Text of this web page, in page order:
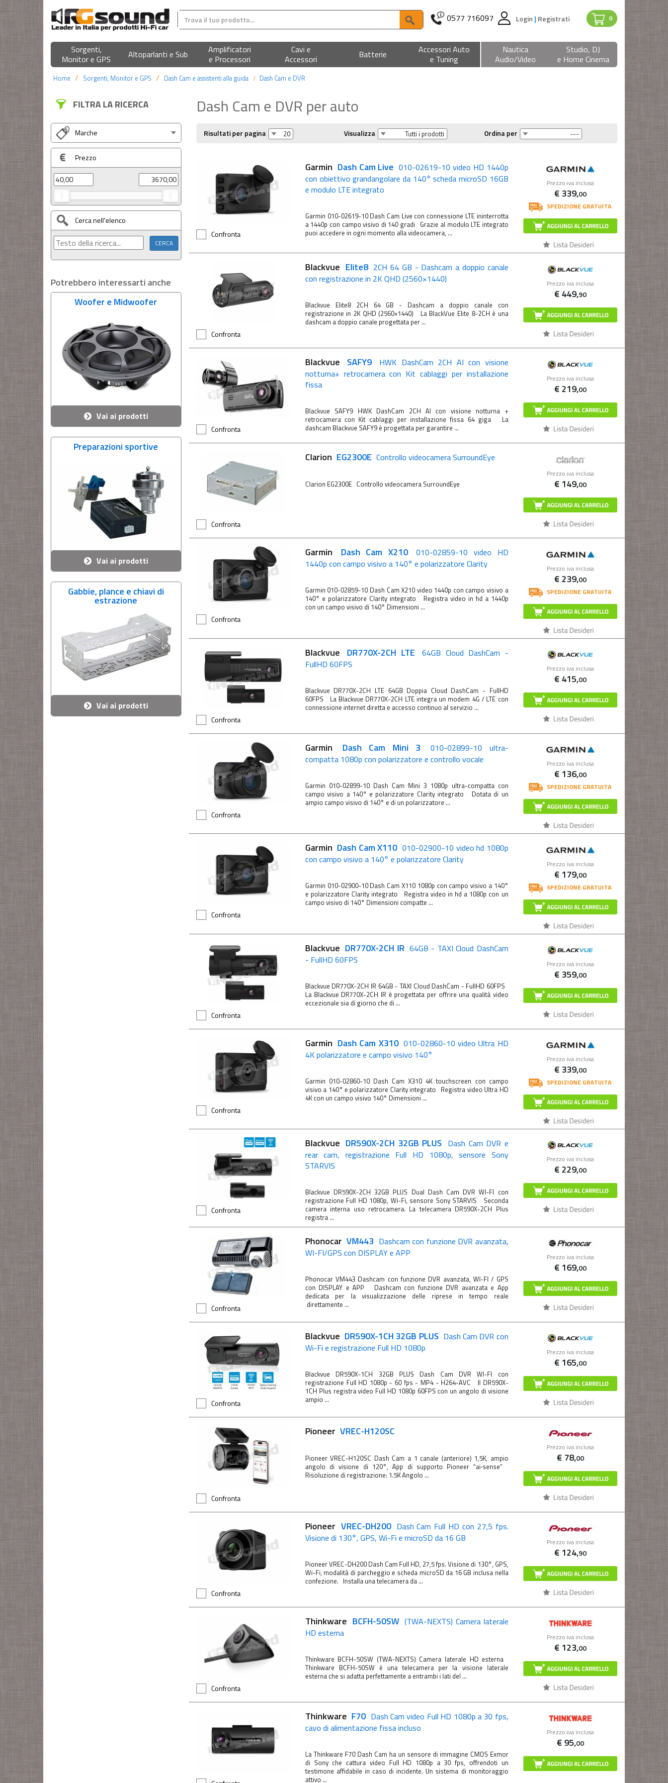
0
0577 716097 Login | Registrati
Sorgenti,
Monitor e GPS
Altoparlanti e Sub
Amplificatori
e Processori
Cavi e
Accessori
Batterie
Accessori Auto
e Tuning
Nautica
Audio/Video
Studio, DJ
e Home Cinema
Home Sorgenti, Monitor e GPS Dash Cam e assistenti alla guida Dash Cam e DVR
FILTRA LA RICERCA
Marche
Prezzo
Cerca nell'elenco
Potrebbero interessarti anche
Woofer e Midwoofer
Vai ai prodotti
Preparazioni sportive
Vai ai prodotti
Gabbie, plance e chiavi di
estrazione
Vai ai prodotti
Dash Cam e DVR per auto
Risultati per pagina Visualizza Ordina per
Confronta
Prezzo iva inclusa
€ 339,00
SPEDIZIONE GRATUITA
Garmin Dash Cam Live 010-02619-10 video HD 1440p
con obiettivo grandangolare da 140° scheda microSD 16GB
e modulo LTE integrato
Garmin 010-02619-10 Dash Cam Live con connessione LTE ininterrotta
a 1440p con campo visivo di 140 gradi Grazie al modulo LTE integrato
puoi accedere in ogni momento alla videocamera, ...
Confronta
Prezzo iva inclusa
€ 449,90
Blackvue Elite8 2CH 64 GB - Dashcam a doppio canale
con registrazione in 2K QHD (2560×1440)
Blackvue Elite8 2CH 64 GB - Dashcam a doppio canale con
registrazione in 2K QHD (2560×1440) La BlackVue Elite 8-2CH è una
dashcam a doppio canale progettata per ...
Confronta
Prezzo iva inclusa
€ 219,00
Blackvue SAFY9
HWK DashCam 2CH AI con visione
notturna+ retrocamera con Kit cablaggi per installazione
fissa
Blackvue SAFY9 HWK DashCam 2CH AI con visione notturna +
retrocamera con Kit cablaggi per installazione fissa 64 giga La
dashcam Blackvue SAFY9 è progettata per garantire ...
Confronta
Prezzo iva inclusa
€ 149,00
Clarion EG2300E Controllo videocamera SurroundEye
Clarion EG2300E Controllo videocamera SurroundEye
Confronta
Prezzo iva inclusa
€ 239,00
SPEDIZIONE GRATUITA
Garmin Dash Cam X210
010-02859-10 video HD
1440p con campo visivo a 140° e polarizzatore Clarity
Garmin 010-02859-10 Dash Cam X210 video 1440p con campo visivo a
140° e polarizzatore Clarity integrato Registra video in hd a 1440p
con un campo visivo di 140° Dimensioni ...
Confronta
Prezzo iva inclusa
€ 415,00
Blackvue DR770X-2CH LTE
64GB Cloud DashCam -
FullHD 60FPS
Blackvue DR770X-2CH LTE 64GB Doppia Cloud DashCam - FullHD
60FPS La Blackvue DR770X-2CH LTE integra un modem 4G / LTE con
connessione internet diretta e accesso continuo al servizio ...
Confronta
Prezzo iva inclusa
€ 136,00
SPEDIZIONE GRATUITA
Garmin Dash Cam Mini 3
010-02899-10 ultra-
compatta 1080p con polarizzatore e controllo vocale
Garmin 010-02899-10 Dash Cam Mini 3 1080p ultra-compatta con
campo visivo a 140° e polarizzatore Clarity integrato Dotata di un
ampio campo visivo di 140° e di un polarizzatore ...
Confronta
Prezzo iva inclusa
€ 179,00
SPEDIZIONE GRATUITA
Garmin Dash Cam X110 010-02900-10 video hd 1080p
con campo visivo a 140° e polarizzatore Clarity
Garmin 010-02900-10 Dash Cam X110 1080p con campo visivo a 140°
e polarizzatore Clarity integrato Registra video in hd a 1080p con un
campo visivo di 140° Dimensioni compatte ...
Confronta
Prezzo iva inclusa
€ 359,00
Blackvue DR770X-2CH IR 64GB - TAXI Cloud DashCam
- FullHD 60FPS
Blackvue DR770X-2CH IR 64GB - TAXI Cloud DashCam - FullHD 60FPS
La Blackvue DR770X-2CH IR è progettata per offrire una qualità video
eccezionale sia di giorno che di ...
Confronta
Prezzo iva inclusa
€ 339,00
SPEDIZIONE GRATUITA
Garmin Dash Cam X310 010-02860-10 video Ultra HD
4K polarizzatore e campo visivo 140°
Garmin 010-02860-10 Dash Cam X310 4K touchscreen con campo
visivo a 140° e polarizzatore Clarity integrato Registra video Ultra HD
4K con un campo visivo 140° Dimensioni ...
Confronta
Prezzo iva inclusa
€ 229,00
Blackvue DR590X-2CH 32GB PLUS Dash Cam DVR e
rear cam, registrazione Full HD 1080p, sensore Sony
STARVIS
Blackvue DR590X-2CH 32GB PLUS Dual Dash Cam DVR WI-FI con
registrazione Full HD 1080p, Wi-Fi, sensore Sony STARVIS Seconda
camera interna uso retrocamera. La telecamera DR590X-2CH Plus
registra ...
Confronta
Prezzo iva inclusa
€ 169,00
Phonocar VM443 Dashcam con funzione DVR avanzata,
WI-FI/GPS con DISPLAY e APP
Phonocar VM443 Dashcam con funzione DVR avanzata, WI-FI / GPS
con DISPLAY e APP Dashcam con funzione DVR avanzata e App
dedicata per la visualizzazione delle riprese in tempo reale
direttamente ...
Confronta
Prezzo iva inclusa
€ 165,00
Blackvue DR590X-1CH 32GB PLUS Dash Cam DVR con
Wi-Fi e registrazione Full HD 1080p
Blackvue DR590X-1CH 32GB PLUS Dash Cam DVR WI-FI con
registrazione Full HD 1080p - 60 fps - MP4 - H264-AVC Il DR590X-
1CH Plus registra video Full HD 1080p 60FPS con un angolo di visione
ampio ...
Confronta
Prezzo iva inclusa
€ 78,00
Pioneer VREC-H120SC
Pioneer VREC-H120SC Dash Cam a 1 canale (anteriore) 1,5K, ampio
angolo di visione di 120°, App di supporto Pioneer “ai⋅sense”
Risoluzione di registrazione: 1.5K Angolo ...
Confronta
Prezzo iva inclusa
€ 124,90
Pioneer VREC-DH200 Dash Cam Full HD con 27,5 fps.
Visione di 130°, GPS, Wi-Fi e microSD da 16 GB
Pioneer VREC-DH200 Dash Cam Full HD, 27,5 fps. Visione di 130°, GPS,
Wi-Fi, modalità di parcheggio e scheda microSD da 16 GB inclusa nella
confezione. Installa una telecamera da ...
Confronta
Prezzo iva inclusa
€ 123,00
Thinkware BCFH-50SW (TWA-NEXTS) Camera laterale
HD esterna
Thinkware BCFH-50SW (TWA-NEXTS) Camera laterale HD esterna
Thinkware BCFH-50SW è una telecamera per la visione laterale
esterna che si adatta perfettamente a entrambi i lati del ...
Prezzo iva inclusa
€ 95,00
Thinkware F70 Dash Cam video Full HD 1080p a 30 fps,
cavo di alimentazione fissa incluso
La Thinkware F70 Dash Cam ha un sensore di immagine CMOS Exmor
di Sony che cattura video Full HD 1080p a 30 fps, offrendoti un
testimone affidabile in caso di incidente. Un sistema di monitoraggio
attivo ...